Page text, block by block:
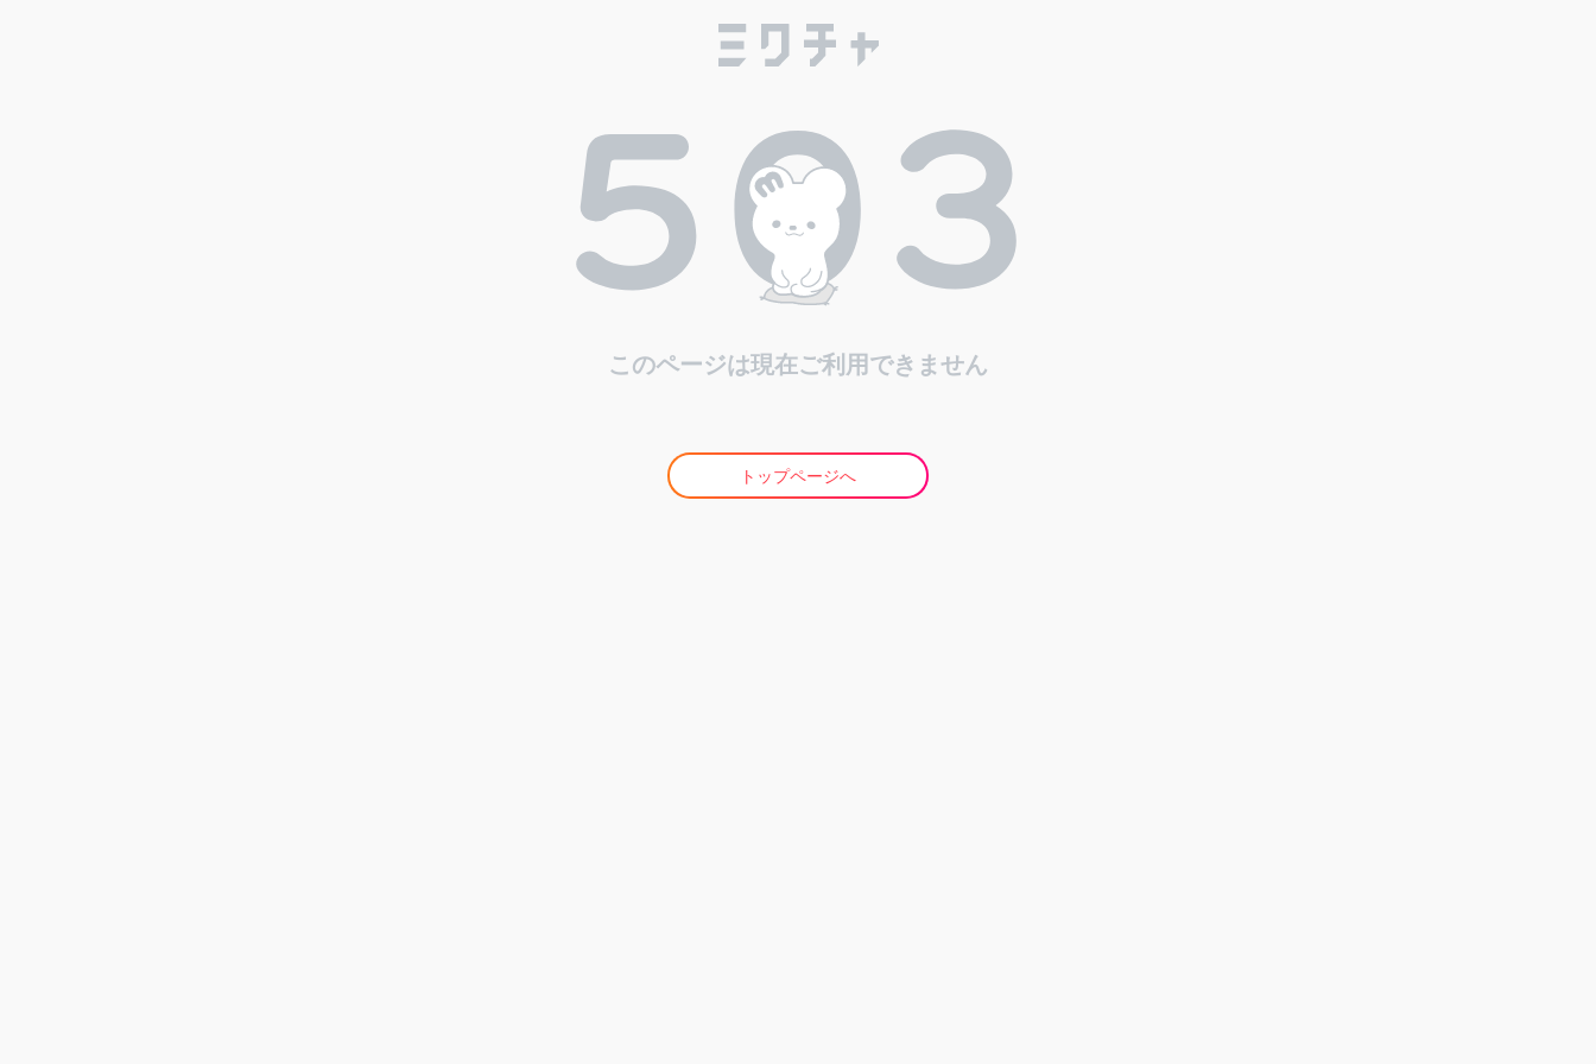
このページは現在ご利用できません